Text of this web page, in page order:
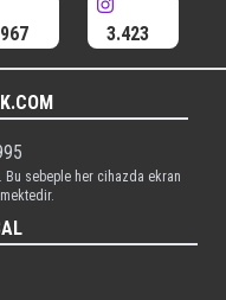
3.423
Bu sebeple her cihazda ekran